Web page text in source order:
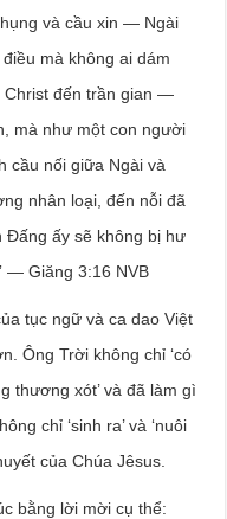
và cầu xin — Ngài
mà không ai dám
Christ đến trần gian —
mà như một con người
cầu nối giữa Ngài và
nhân loại, đến nỗi đã
Đấng ấy sẽ không bị hư
— Giăng 3:16 NVB
tục ngữ và ca dao Việt
Ông Trời không chỉ ‘có
thương xót’ và đã làm gì
chỉ ‘sinh ra’ và ‘nuôi
của Chúa Jêsus.
bằng lời mời cụ thể: